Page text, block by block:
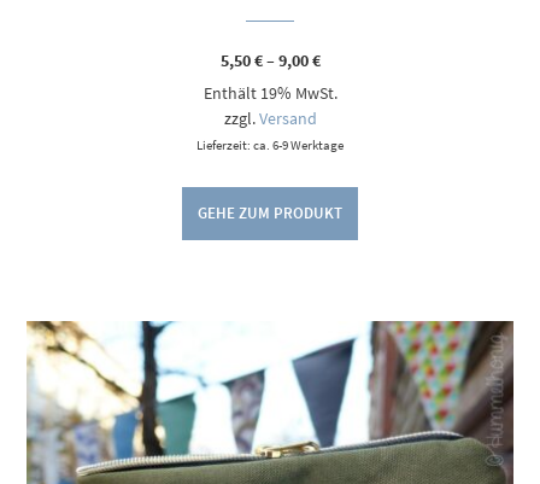
5,50€–9,00€Preisspanne:
bis
Enthält 19% MwSt.
zzgl.Versand
Lieferzeit: ca. 6-9 Werktage
GEHE ZUM PRODUKT